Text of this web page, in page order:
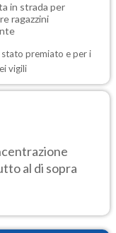
in strada per
ragazzini
premiato e per i
vigili
al di sopra